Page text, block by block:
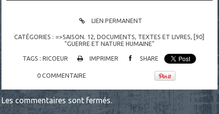
LIEN PERMANENT
CATÉGORIES : =>SAISON. 12 ,DOCUMENTS TEXTES ET LIVRES
[90]
"GUERRE ET NATURE HUMAINE"
TAGS :RICOEUR IMPRIMER SHARE
0 COMMENTAIRE
Les commentaires sont fermés.